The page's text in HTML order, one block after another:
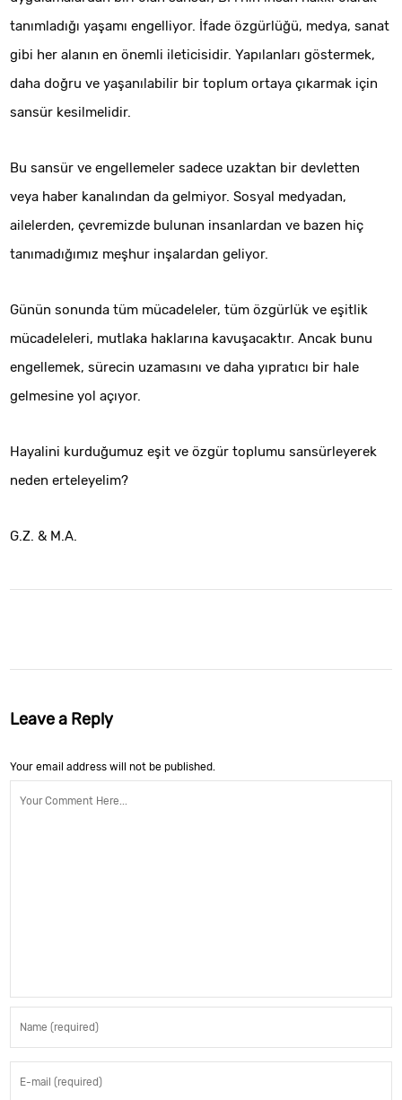
tanımladığı yaşamı engelliyor. İfade özgürlüğü, medya, sanat
gibi her alanın en önemli ileticisidir. Yapılanları göstermek,
daha doğru ve yaşanılabilir bir toplum ortaya çıkarmak için
sansür kesilmelidir.
Bu sansür ve engellemeler sadece uzaktan bir devletten
veya haber kanalından da gelmiyor. Sosyal medyadan,
ailelerden, çevremizde bulunan insanlardan ve bazen hiç
tanımadığımız meşhur inşalardan geliyor.
Günün sonunda tüm mücadeleler, tüm özgürlük ve eşitlik
mücadeleleri, mutlaka haklarına kavuşacaktır. Ancak bunu
engellemek, sürecin uzamasını ve daha yıpratıcı bir hale
gelmesine yol açıyor.
Hayalini kurduğumuz eşit ve özgür toplumu sansürleyerek
neden erteleyelim?
G.Z. & M.A.
Leave a Reply
Your email address will not be published.